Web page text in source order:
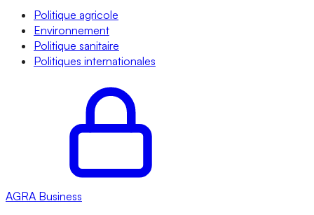
Politique agricole
Environnement
Politique sanitaire
Politiques internationales
AGRA Business